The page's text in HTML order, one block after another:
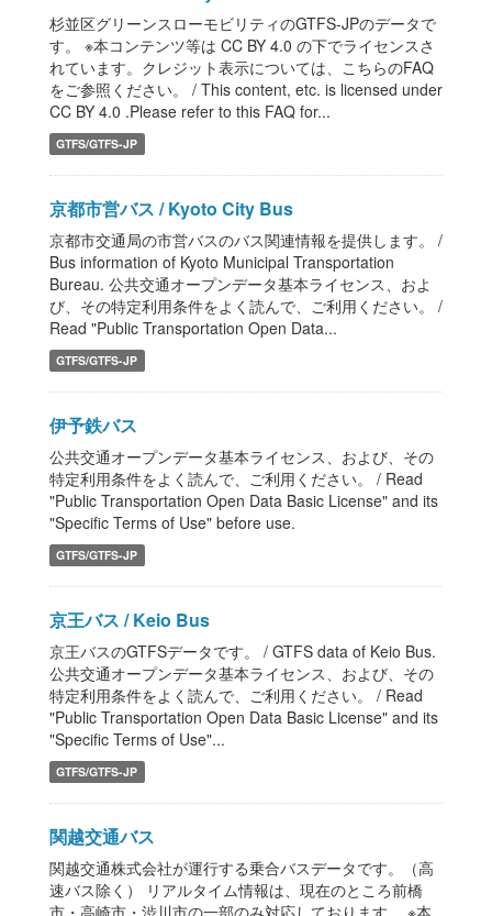
杉並区グリーンスローモビリティのGTFS-JPのデータで
す。 ※本コンテンツ等は CC BY 4.0 の下でライセンスさ
れています。クレジット表示については、こちらのFAQ
をご参照ください。 / This content, etc. is licensed under
CC BY 4.0 .Please refer to this FAQ for...
GTFS/GTFS-JP
京都市営バス / Kyoto City Bus
京都市交通局の市営バスのバス関連情報を提供します。 /
Bus information of Kyoto Municipal Transportation
Bureau. 公共交通オープンデータ基本ライセンス、およ
び、その特定利用条件をよく読んで、ご利用ください。 /
Read "Public Transportation Open Data...
GTFS/GTFS-JP
伊予鉄バス
公共交通オープンデータ基本ライセンス、および、その
特定利用条件をよく読んで、ご利用ください。 / Read
"Public Transportation Open Data Basic License" and its
"Specific Terms of Use" before use.
GTFS/GTFS-JP
京王バス / Keio Bus
京王バスのGTFSデータです。 / GTFS data of Keio Bus.
公共交通オープンデータ基本ライセンス、および、その
特定利用条件をよく読んで、ご利用ください。 / Read
"Public Transportation Open Data Basic License" and its
"Specific Terms of Use"...
GTFS/GTFS-JP
関越交通バス
関越交通株式会社が運行する乗合バスデータです。（高
速バス除く） リアルタイム情報は、現在のところ前橋
市・高崎市・渋川市の一部のみ対応しております。 ※本